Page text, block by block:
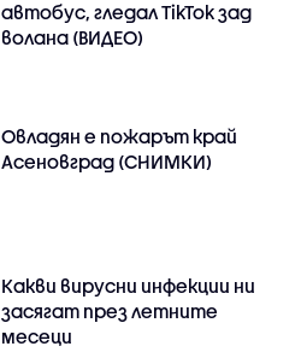
автобус, гледал TikTok зад
волана (ВИДЕО)
Овладян е пожарът край
Асеновград (СНИМКИ)
Какви вирусни инфекции ни
засягат през летните
месеци